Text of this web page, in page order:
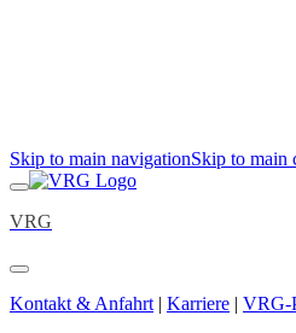
Skip to main navigationSkip to main
VRG
Kontakt & Anfahrt | Karriere | VRG-